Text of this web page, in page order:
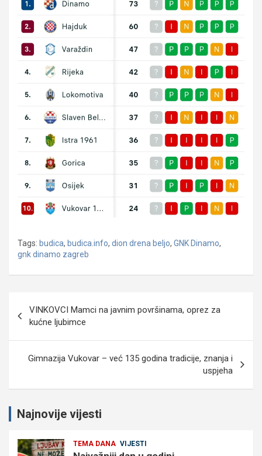
Tags: budica, budica.info, dion drena beljo, GNK Dinamo,
gnk dinamo zagreb
objava
VINKOVCI Mamci na javnim površinama, oprez za
kućne ljubimce
Gimnazija Vukovar – već 135 godina tradicije, znanja i
uspjeha
Najnovije vijesti
TEMA DANA VIJESTI